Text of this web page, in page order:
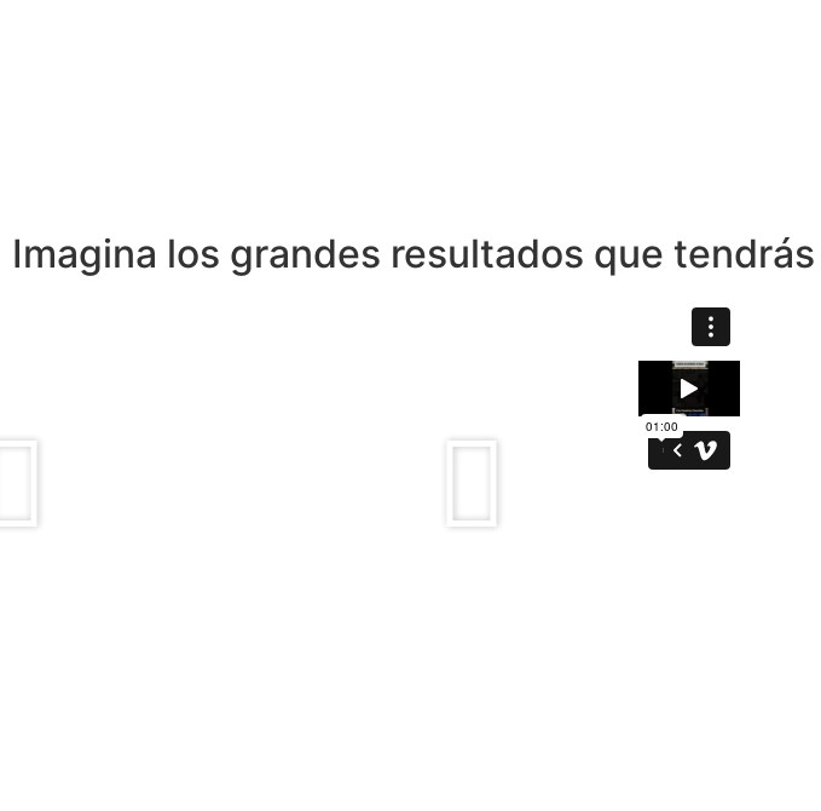
Imagina los grandes resultados que tendrás